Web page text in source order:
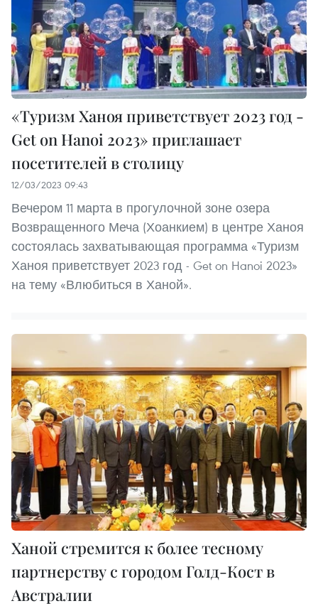
«Туризм Ханоя приветствует 2023 год -
Get on Hanoi 2023» приглашает
посетителей в столицу
12/03/2023 09:43
Вечером 11 марта в прогулочной зоне озера
Возвращенного Меча (Хоанкием) в центре Ханоя
состоялась захватывающая программа «Туризм
Ханоя приветствует 2023 год - Get on Hanoi 2023»
на тему «Влюбиться в Ханой».
Ханой стремится к более тесному
партнерству с городом Голд-Кост в
Австралии